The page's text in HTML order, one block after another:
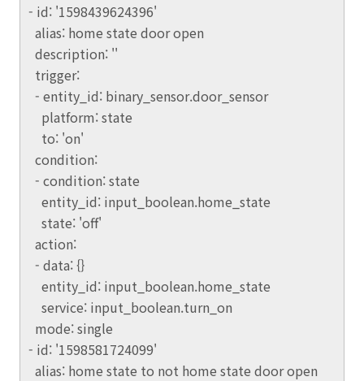
- id: '1598439624396'
alias: home state door open
description: ''
trigger:
- entity_id: binary_sensor.door_sensor
platform: state
to: 'on'
condition:
- condition: state
entity_id: input_boolean.home_state
state: 'off'
action:
- data: {}
entity_id: input_boolean.home_state
service: input_boolean.turn_on
mode: single
- id: '1598581724099'
alias: home state to not home state door open